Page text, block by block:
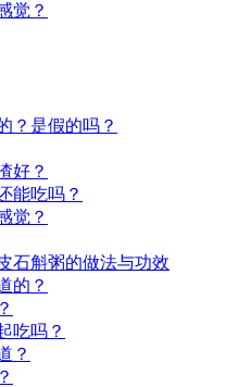
觉？
？是假的吗？
好？
能吃吗？
觉？
石斛粥的做法与功效
的？
吃吗？
？